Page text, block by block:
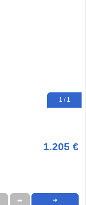
1 / 1
1.205 €
➦ ➜